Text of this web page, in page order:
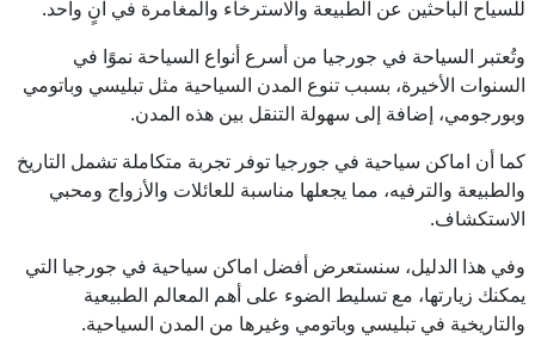
للسياح الباحثين عن الطبيعة والاسترخاء والمغامرة في آنٍ واحد.
وتُعتبر السياحة في جورجيا من أسرع أنواع السياحة نموًا في
السنوات الأخيرة، بسبب تنوع المدن السياحية مثل تبليسي وباتومي
وبورجومي، إضافة إلى سهولة التنقل بين هذه المدن.
كما أن اماكن سياحية في جورجيا توفر تجربة متكاملة تشمل التاريخ
والطبيعة والترفيه، مما يجعلها مناسبة للعائلات والأزواج ومحبي
الاستكشاف.
وفي هذا الدليل، سنستعرض أفضل اماكن سياحية في جورجيا التي
يمكنك زيارتها، مع تسليط الضوء على أهم المعالم الطبيعية
والتاريخية في تبليسي وباتومي وغيرها من المدن السياحية.